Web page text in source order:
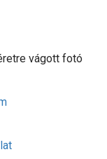
vágott fotó